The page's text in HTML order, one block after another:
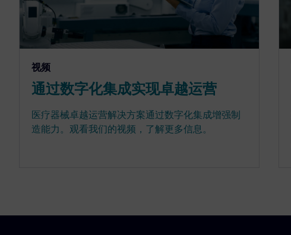
视频
通过数字化集成实现卓越运营
医疗器械卓越运营解决方案通过数字化集成增强制
造能力。观看我们的视频，了解更多信息。